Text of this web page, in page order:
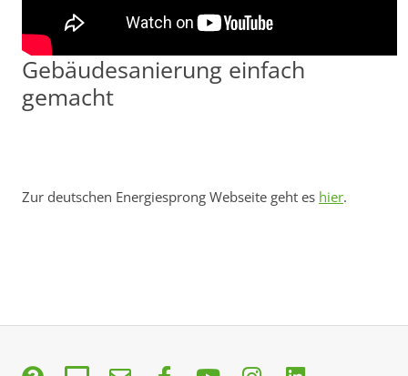
Gebäudesanierung einfach
gemacht
Zur deutschen Energiesprong Webseite geht es hier.